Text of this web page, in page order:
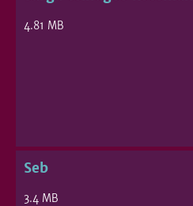
4.81 MB
Seb
3.4 MB